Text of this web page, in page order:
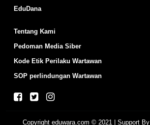
EduDana
Tentang Kami
Pedoman Media Siber
Kode Etik Perilaku Wartawan
SOP perlindungan Wartawan
Copyrighteduwara.com © 2021 | Support By